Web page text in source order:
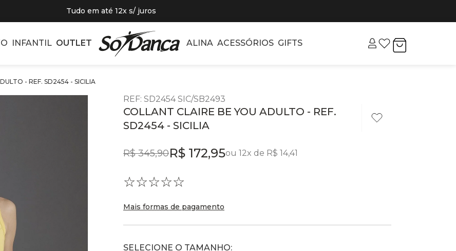
Tudo em até 12x s/ juros
INFANTIL OUTLET ALINA ACESSÓRIOS GIFTS
- REF. SD2454 - SICILIA
REF: SD2454 SIC/SB2493
COLLANT CLAIRE BE YOU ADULTO - REF.
SD2454 - SICILIA
R$ 345,90R$ 172,95ou 12x de R$ 14,41
☆☆☆☆☆
Mais formas de pagamento